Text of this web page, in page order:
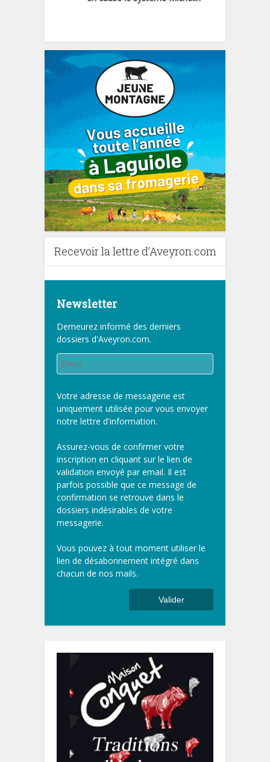
Recevoir la lettre d’Aveyron.com
Newsletter
Demeurez informé des derniers
dossiers d'Aveyron.com.
Votre adresse de messagerie est
uniquement utilisée pour vous envoyer
notre lettre d'information.
Assurez-vous de confirmer votre
inscription en cliquant sur le lien de
validation envoyé par email. Il est
parfois possible que ce message de
confirmation se retrouve dans le
dossiers indésirables de votre
messagerie.
Vous pouvez à tout moment utiliser le
lien de désabonnement intégré dans
chacun de nos mails.